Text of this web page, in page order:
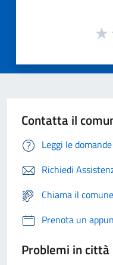
Contatta il
Leggi le
Richiedi
Chiama il
Prenota un
Problemi in città